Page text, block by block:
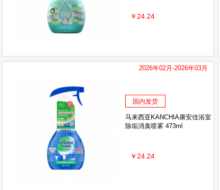
￥24.24
2026年02月-2026年03月
国内发货
马来西亚KANCHIA康安佳浴室
除垢消臭喷雾 473ml
￥24.24